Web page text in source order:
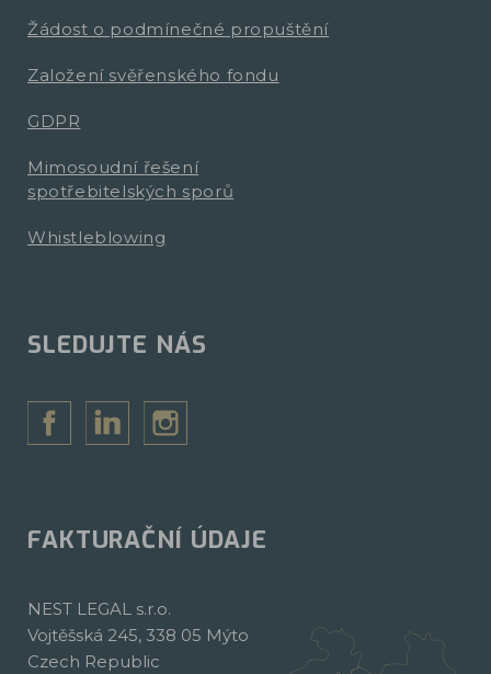
Žádost o podmínečné propuštění
Založení svěřenského fondu
GDPR
Mimosoudní řešení
spotřebitelských sporů
Whistleblowing
SLEDUJTE NÁS
FAKTURAČNÍ ÚDAJE
NEST LEGAL s.r.o.
Vojtěšská 245, 338 05 Mýto
Czech Republic